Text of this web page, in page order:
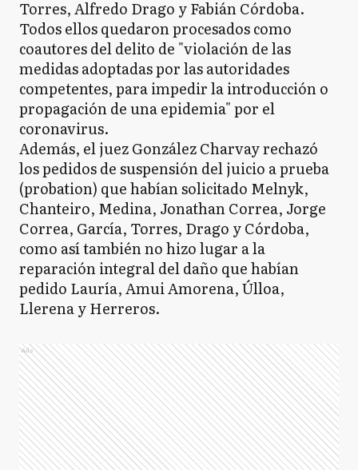
Torres, Alfredo Drago y Fabián Córdoba.
Todos ellos quedaron procesados como
coautores del delito de "violación de las
medidas adoptadas por las autoridades
competentes, para impedir la introducción o
propagación de una epidemia" por el
coronavirus.
Además, el juez González Charvay rechazó
los pedidos de suspensión del juicio a prueba
(probation) que habían solicitado Melnyk,
Chanteiro, Medina, Jonathan Correa, Jorge
Correa, García, Torres, Drago y Córdoba,
como así también no hizo lugar a la
reparación integral del daño que habían
pedido Lauría, Amui Amorena, Úlloa,
Llerena y Herreros.
Ads